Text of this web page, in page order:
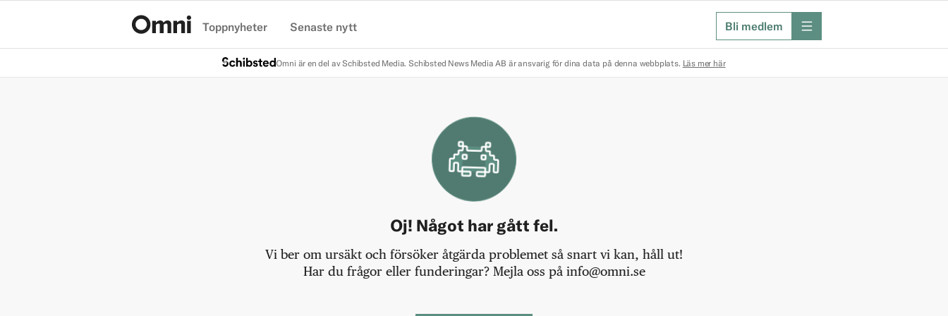
Toppnyheter Senaste nytt Bli medlem meny
Omni är en del av Schibsted Media. Schibsted News Media AB är ansvarig för dina data på denna webbplats. Läs mer här
Oj! Något har gått fel.
Vi ber om ursäkt och försöker åtgärda problemet så snart vi kan, håll ut!
Har du frågor eller funderingar? Mejla oss på info@omni.se